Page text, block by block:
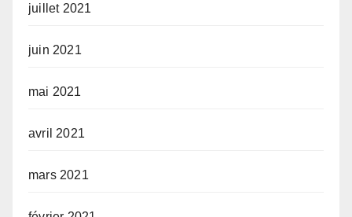
juillet 2021
juin 2021
mai 2021
avril 2021
mars 2021